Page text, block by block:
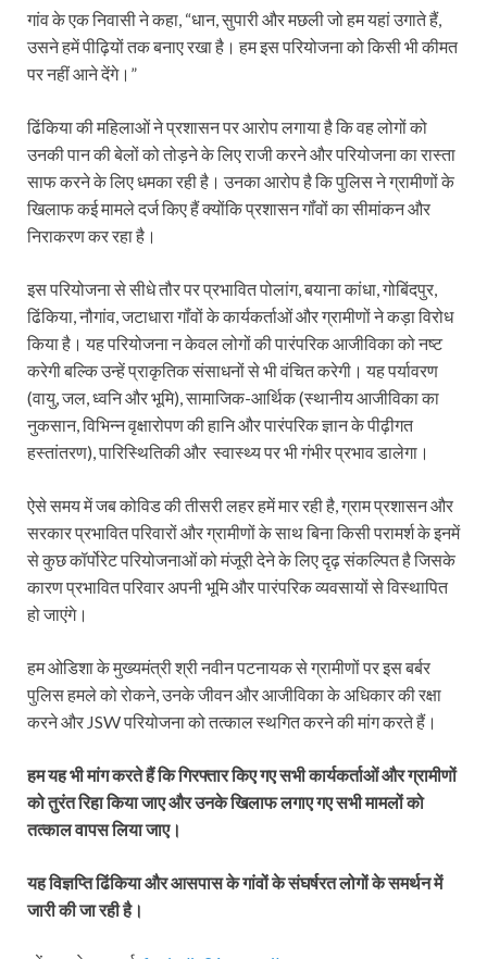
गांव के एक निवासी ने कहा, “धान, सुपारी और मछली जो हम यहां उगाते हैं,
उसने हमें पीढ़ियों तक बनाए रखा है। हम इस परियोजना को किसी भी कीमत
पर नहीं आने देंगे।”
ढिंकिया की महिलाओं ने प्रशासन पर आरोप लगाया है कि वह लोगों को
उनकी पान की बेलों को तोड़ने के लिए राजी करने और परियोजना का रास्ता
साफ करने के लिए धमका रही है। उनका आरोप है कि पुलिस ने ग्रामीणों के
खिलाफ कई मामले दर्ज किए हैं क्योंकि प्रशासन गॉंवों का सीमांकन और
निराकरण कर रहा है।
इस परियोजना से सीधे तौर पर प्रभावित पोलांग, बयाना कांधा, गोबिंदपुर,
ढिंकिया, नौगांव, जटाधारा गॉंवों के कार्यकर्ताओं और ग्रामीणों ने कड़ा विरोध
किया है। यह परियोजना न केवल लोगों की पारंपरिक आजीविका को नष्ट
करेगी बल्कि उन्हें प्राकृतिक संसाधनों से भी वंचित करेगी। यह पर्यावरण
(वायु, जल, ध्वनि और भूमि), सामाजिक-आर्थिक (स्थानीय आजीविका का
नुकसान, विभिन्न वृक्षारोपण की हानि और पारंपरिक ज्ञान के पीढ़ीगत
हस्तांतरण), पारिस्थितिकी और स्वास्थ्य पर भी गंभीर प्रभाव डालेगा।
ऐसे समय में जब कोविड की तीसरी लहर हमें मार रही है, ग्राम प्रशासन और
सरकार प्रभावित परिवारों और ग्रामीणों के साथ बिना किसी परामर्श के इनमें
से कुछ कॉर्पोरेट परियोजनाओं को मंजूरी देने के लिए दृढ़ संकल्पित है जिसके
कारण प्रभावित परिवार अपनी भूमि और पारंपरिक व्यवसायों से विस्थापित
हो जाएंगे।
हम ओडिशा के मुख्यमंत्री श्री नवीन पटनायक से ग्रामीणों पर इस बर्बर
पुलिस हमले को रोकने, उनके जीवन और आजीविका के अधिकार की रक्षा
करने और JSW परियोजना को तत्काल स्थगित करने की मांग करते हैं।
हम यह भी मांग करते हैं कि गिरफ्तार किए गए सभी कार्यकर्ताओं और ग्रामीणों
को तुरंत रिहा किया जाए और उनके खिलाफ लगाए गए सभी मामलों को
तत्काल वापस लिया जाए।
यह विज्ञप्ति ढिंकिया और आसपास के गांवों के संघर्षरत लोगों के समर्थन में
जारी की जा रही है।